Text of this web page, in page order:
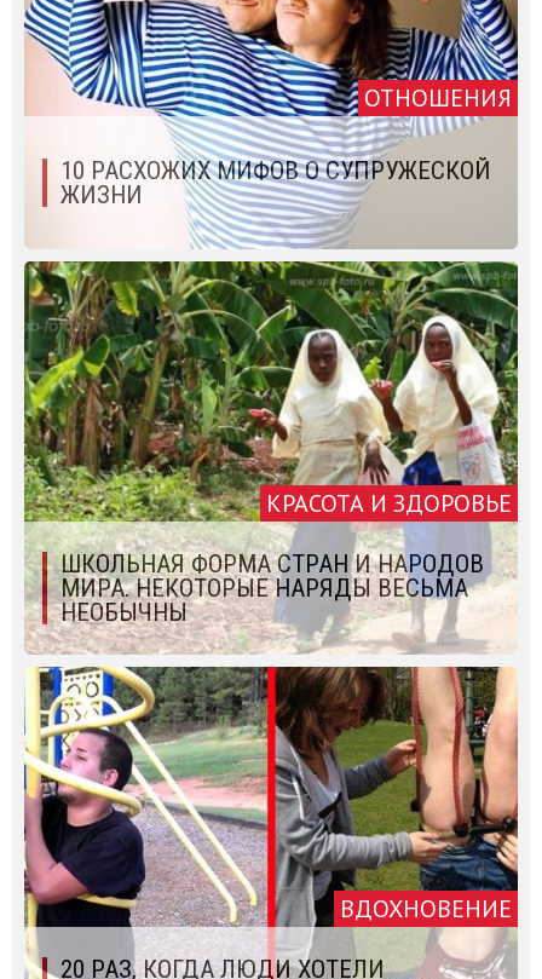
ОТНОШЕНИЯ
10 РАСХОЖИХ МИФОВ О СУПРУЖЕСКОЙ
ЖИЗНИ
КРАСОТА И ЗДОРОВЬЕ
ШКОЛЬНАЯ ФОРМА СТРАН И НАРОДОВ
МИРА. НЕКОТОРЫЕ НАРЯДЫ ВЕСЬМА
НЕОБЫЧНЫ
ВДОХНОВЕНИЕ
20 РАЗ, КОГДА ЛЮДИ ХОТЕЛИ